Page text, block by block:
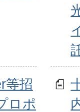
等招
ロポ